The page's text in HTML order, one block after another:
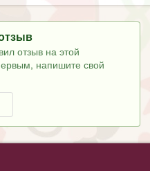
отзыв на этой
напишите свой